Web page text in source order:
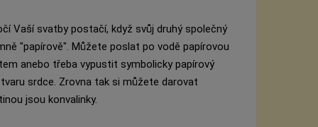
Vaší svatby postačí, když svůj druhý společný
"papírově". Můžete poslat po vodě papírovou
anebo třeba vypustit symbolicky papírový
srdce. Zrovna tak si můžete darovat
jsou konvalinky.